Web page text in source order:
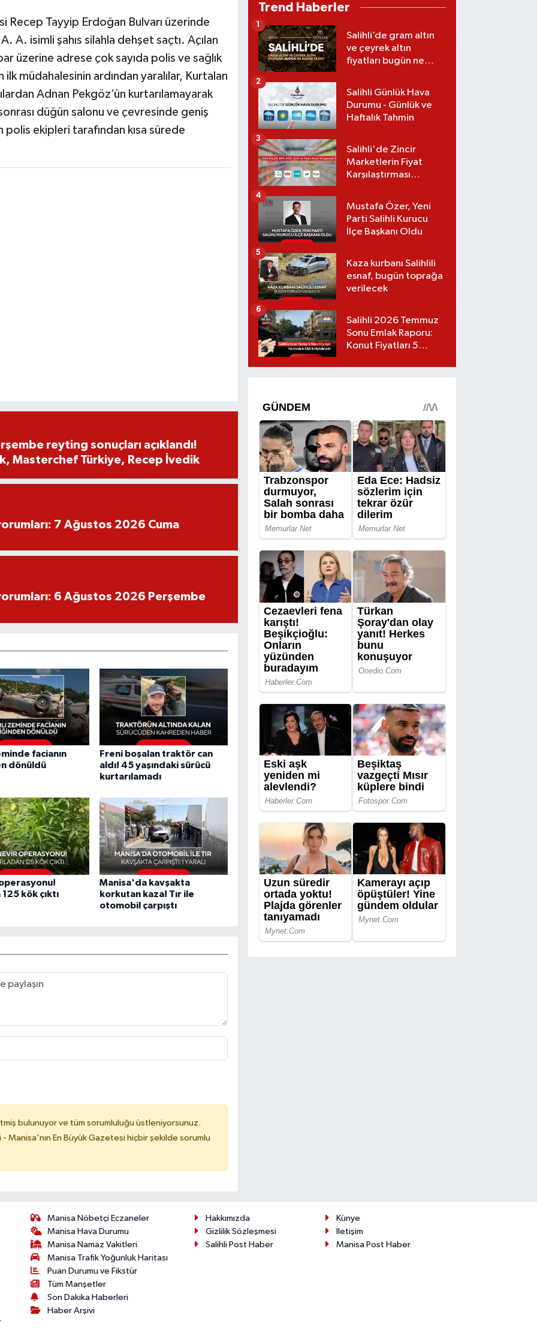
Recep Tayyip Erdoğan Bulvarı üzerinde
A. isimli şahıs silahla dehşet saçtı. Açılan
üzerine adrese çok sayıda polis ve sağlık
müdahalesinin ardından yaralılar, Kurtalan
Adnan Pekgöz’ün kurtarılamayarak
düğün salonu ve çevresinde geniş
polis ekipleri tarafından kısa sürede
reyting sonuçları açıklandı!
Masterchef Türkiye, Recep İvedik
7 Ağustos 2026 Cuma
6 Ağustos 2026 Perşembe
facianın
dönüldü
Freni boşalan traktör can
aldı! 45 yaşındaki sürücü
kurtarılamadı
kök çıktı
Manisa'da kavşakta
korkutan kaza! Tır ile
otomobil çarpıştı
bulunuyor ve tüm sorumluluğu üstleniyorsunuz.
Manisa'nın En Büyük Gazetesi hiçbir şekilde sorumlu
Trend Haberler
Salihli’de gram altın
ve çeyrek altın
fiyatları bugün ne
(07.08.2026)
1
Salihli Günlük Hava
Durumu - Günlük ve
Haftalık Tahmin
2
Salihli'de Zincir
Marketlerin Fiyat
Karşılaştırması
3
Mustafa Özer, Yeni
Parti Salihli Kurucu
İlçe Başkanı Oldu
4
Kaza kurbanı Salihlili
esnaf, bugün toprağa
verilecek
5
Salihli 2026 Temmuz
Sonu Emlak Raporu:
Konut Fiyatları 5
6
Manisa Nöbetçi Eczaneler
Manisa Hava Durumu
Manisa Namaz Vakitleri
Manisa Trafik Yoğunluk Haritası
Puan Durumu ve Fikstür
Tüm Manşetler
Son Dakika Haberleri
Haber Arşivi
Hakkımızda
Künye
Gizlilik Sözleşmesi
İletişim
Salihli Post Haber
Manisa Post Haber